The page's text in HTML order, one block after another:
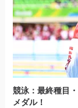
競泳：最終種目
メダル！